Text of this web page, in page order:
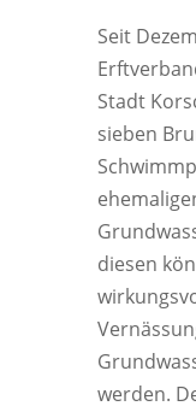
Seit
Stadt
sieben
diesen
werden.